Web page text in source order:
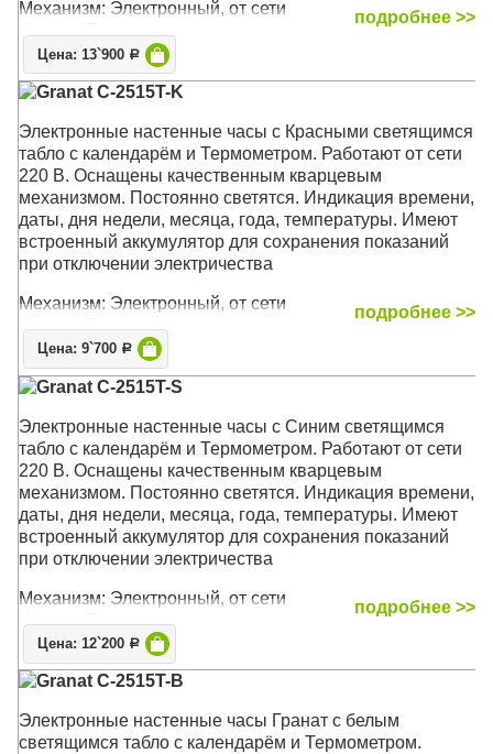
Механизм: Электронный, от сети
Размер: 40 x 20 x 4,2 см
подробнее >>
Цена: 13`900 Р
Granat C-2515T-K
Электронные настенные часы с Красными светящимся
табло с календарём и Термометром. Работают от сети
220 В. Оснащены качественным кварцевым
механизмом. Постоянно светятся. Индикация времени,
даты, дня недели, месяца, года, температуры. Имеют
встроенный аккумулятор для сохранения показаний
при отключении электричества
Механизм: Электронный, от сети
Корпус: Пластик
Размер: 40 x 20 x 4,2 см
подробнее >>
Цена: 9`700 Р
Granat C-2515T-S
Электронные настенные часы с Синим светящимся
табло с календарём и Термометром. Работают от сети
220 В. Оснащены качественным кварцевым
механизмом. Постоянно светятся. Индикация времени,
даты, дня недели, месяца, года, температуры. Имеют
встроенный аккумулятор для сохранения показаний
при отключении электричества
Механизм: Электронный, от сети
Корпус: Пластик
Размер: 40 x 20 x 4,2 см
подробнее >>
Цена: 12`200 Р
Granat C-2515T-B
Электронные настенные часы Гранат с белым
светящимся табло с календарём и Термометром.